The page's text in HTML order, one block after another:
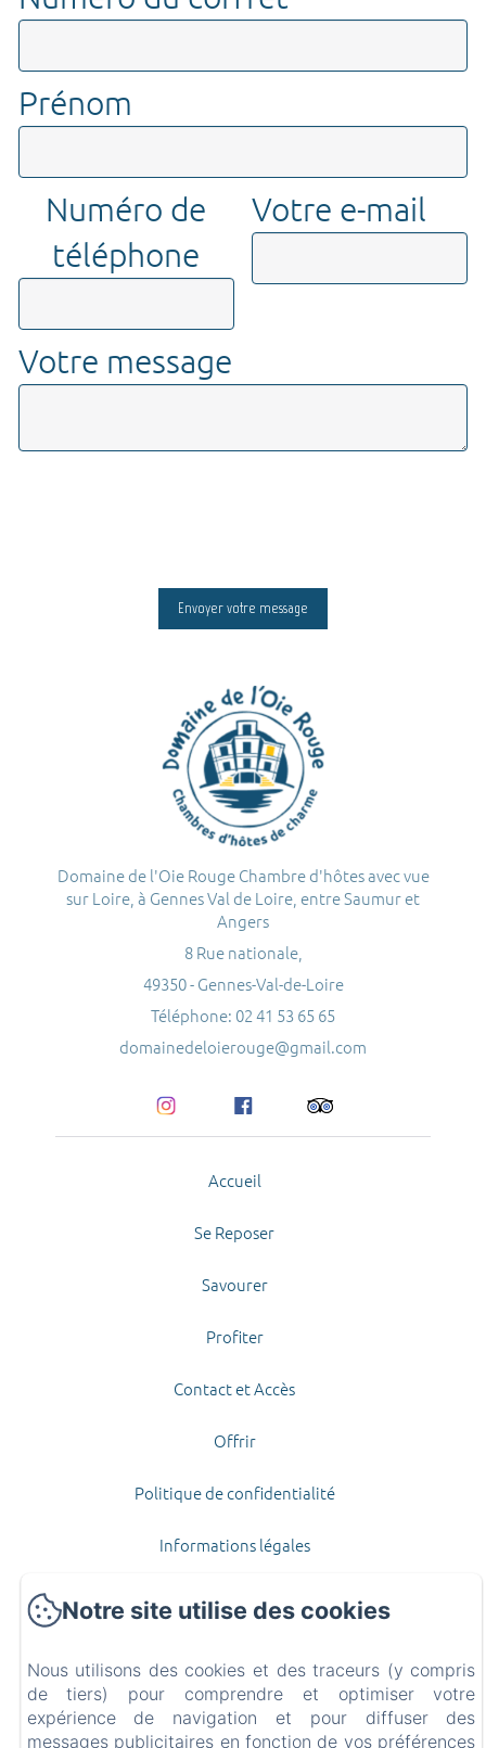
Prénom
Numéro de
téléphone
Votre e-mail
Votre message
Domaine de l'Oie Rouge Chambre d'hôtes avec vue
sur Loire, à Gennes Val de Loire, entre Saumur et
Angers
8 Rue nationale,
49350 - Gennes-Val-de-Loire
Téléphone: 02 41 53 65 65
domainedeloierouge@gmail.com
Accueil
Se Reposer
Savourer
Profiter
Contact et Accès
Offrir
Politique de confidentialité
Informations légales
Informations sur les cookies
EN FR
Créé par Amenitiz
Notre site utilise des cookies
Nous utilisons des cookies et des traceurs (y compris
de tiers) pour comprendre et optimiser votre
expérience de navigation et pour diffuser des
messages publicitaires en fonction de vos préférences